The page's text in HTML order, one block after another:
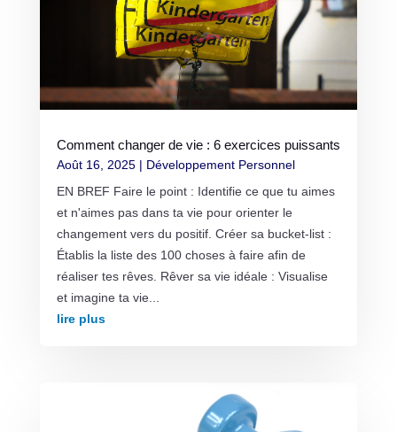
Comment changer de vie : 6 exercices puissants
Août 16, 2025| Développement Personnel
EN BREF Faire le point : Identifie ce que tu aimes
et n'aimes pas dans ta vie pour orienter le
changement vers du positif. Créer sa bucket-list :
Établis la liste des 100 choses à faire afin de
réaliser tes rêves. Rêver sa vie idéale : Visualise
et imagine ta vie...
lire plus